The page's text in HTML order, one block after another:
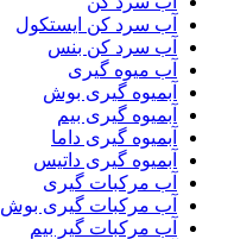
آب سرد کن ایستکول
آب سرد کن بنس
آب میوه گیری
آبمیوه گیری بوش
آبمیوه گیری بیم
آبمیوه گیری داما
آبمیوه گیری داتیس
آب مرکبات گیری
آب مرکبات گیری بوش
آب مرکبات گیر بیم